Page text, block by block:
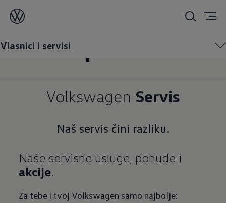
Vlasnici i servisi
Servis i dodatna
Volkswagen Servis
Naš servis čini razliku.
Naše servisne usluge, ponude i
akcije.
Za tebe i tvoj Volkswagen samo najbolje: